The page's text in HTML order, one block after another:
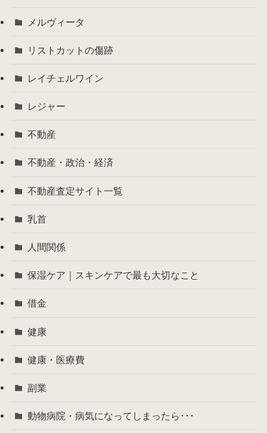
メルヴィータ
リストカットの傷跡
レイチェルワイン
レジャー
不動産
不動産・政治・経済
不動産査定サイト一覧
乳首
人間関係
保湿ケア｜スキンケアで最も大切なこと
借金
健康
健康・医療費
副業
動物病院・病気になってしまったら･･･